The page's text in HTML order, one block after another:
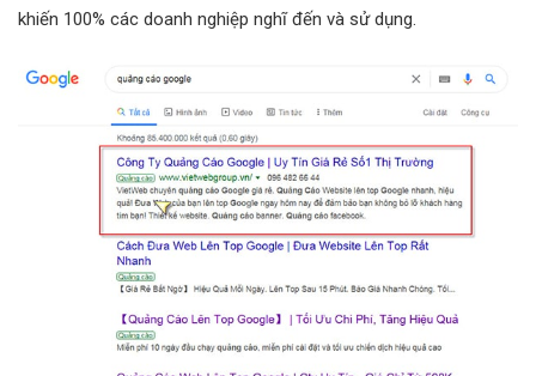
khiến 100% các doanh nghiệp nghĩ đến và sử dụng.